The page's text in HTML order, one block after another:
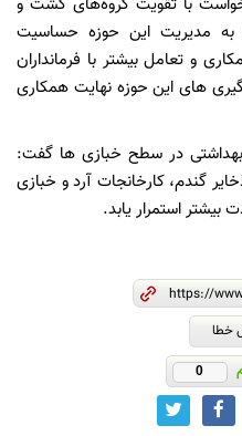
با تقویت گروه‌های گشت و
به مدیریت این حوزه حساسیت
و تعامل بیشتر با فرمانداران
های این حوزه نهایت همکاری
در سطح خبازی ها گفت:
گندم، کارخانجات آرد و خبازی
استمرار یابد.
خطا
0